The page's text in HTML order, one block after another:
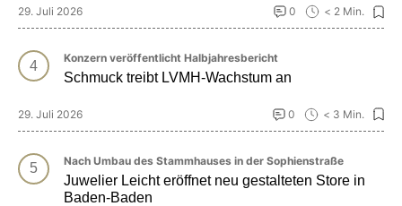
29. Juli 2026 0 < 2 Min.
Konzern veröffentlicht Halbjahresbericht
Schmuck treibt LVMH-Wachstum an
29. Juli 2026 0 < 3 Min.
Nach Umbau des Stammhauses in der Sophienstraße
Juwelier Leicht eröffnet neu gestalteten Store in
Baden-Baden